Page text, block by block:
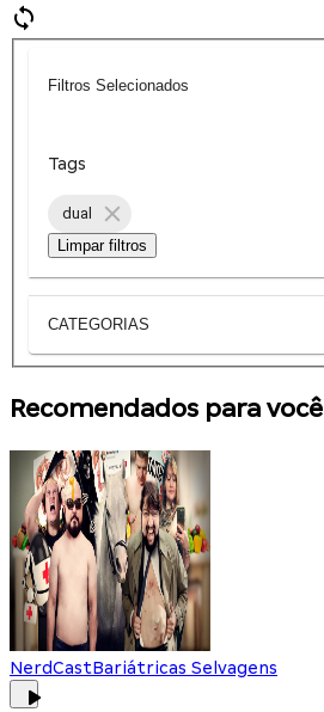
Filtros Selecionados
Tags
dual
Limpar filtros
CATEGORIAS
Recomendados para você
NerdCastBariátricas Selvagens